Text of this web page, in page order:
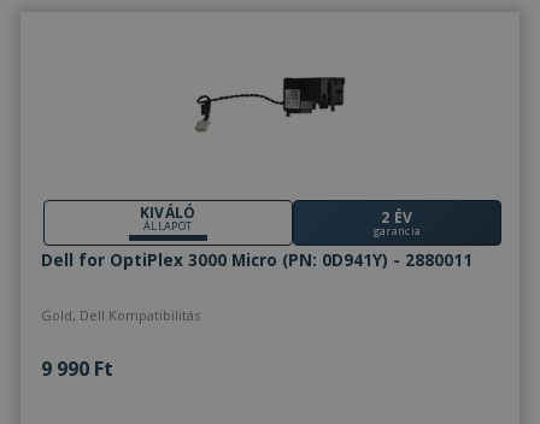
KIVÁLÓ
ÁLLAPOT 2 ÉV
garancia
Dell for OptiPlex 3000 Micro (PN: 0D941Y) - 2880011
Gold, Dell Kompatibilitás
9 990 Ft